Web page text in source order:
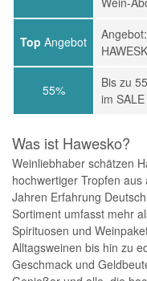
Top Angebot
55%
Bis zu
im SALE
Was ist Hawesko?
Weinliebhaber schätzen
hochwertiger Tropfen
Jahren Erfahrung
Sortiment umfasst mehr
Spirituosen und
Alltagsweinen bis hin zu
Geschmack und